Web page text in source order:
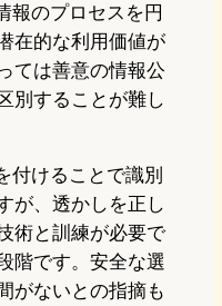
報のプロセスを円
在的な利用価値が
ては善意の情報公
別することが難し
付けることで識別
が、透かしを正し
術と訓練が必要で
階です。安全な選
がないとの指摘も